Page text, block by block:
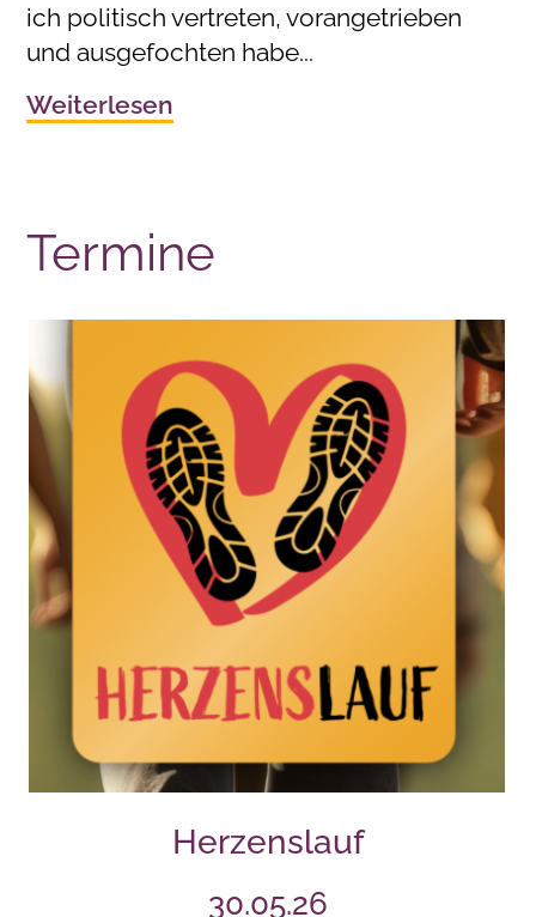
ich politisch vertreten, vorangetrieben
und ausgefochten habe...
Weiterlesen
Termine
Herzenslauf
30.05.26